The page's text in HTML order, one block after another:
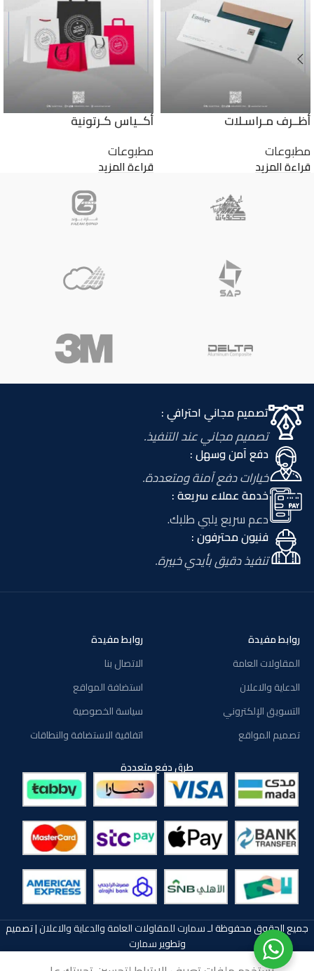
أظــرف مـراسـلات
مطبوعات
قراءة المزيد
أكــياس كـرتونية
مطبوعات
قراءة المزيد
تصميم مجاني احترافي :
تصميم مجاني عند التنفيذ.
دفع آمن وسهل :
خيارات دفع آمنة ومتعددة.
خدمة عملاء سريعة :
دعم سريع يلبي طلبك.
فنيون محترفون :
تنفيذ دقيق بأيدي خبيرة.
روابط مفيدة
المقاولات العامة
الدعاية والاعلان
التسويق الإلكتروني
تصميم المواقع
روابط مفيدة
الاتصال بنا
استضافة المواقع
سياسة الخصوصية
اتفاقية الاستضافة والنطاقات
طرق دفع متعددة
جميع الحقوق محفوظة لـسمارت للمقاولات العامة والدعاية والاعلان| تصميم
وتطويرسمارت